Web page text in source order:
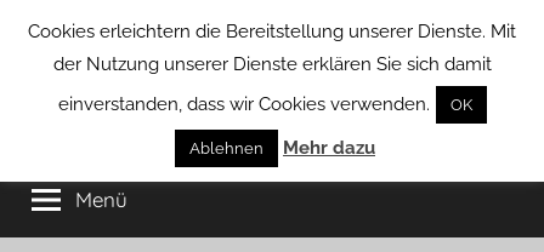
Borstel
von
Groß
Menü
Cookies erleichtern die Bereitstellung unserer Dienste. Mit
der Nutzung unserer Dienste erklären Sie sich damit
einverstanden, dass wir Cookies verwenden.
OK
Ablehnen Mehr dazu